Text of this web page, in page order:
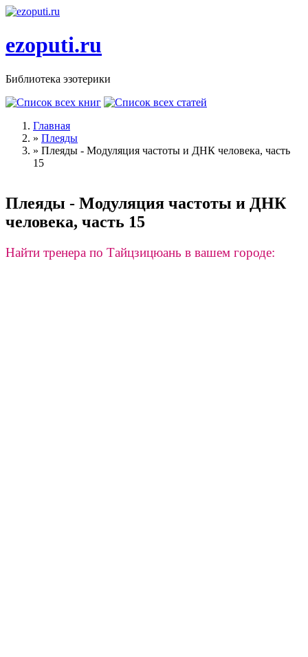
Перейти к основному содержанию
ezoputi.ru
Библиотека эзотерики
Вы здесь
Главная
» Плеяды
» Плеяды - Модуляция частоты и ДНК человека, часть
15
Плеяды - Модуляция частоты и ДНК
человека, часть 15
Найти тренера по Тайцзицюань в вашем городе: